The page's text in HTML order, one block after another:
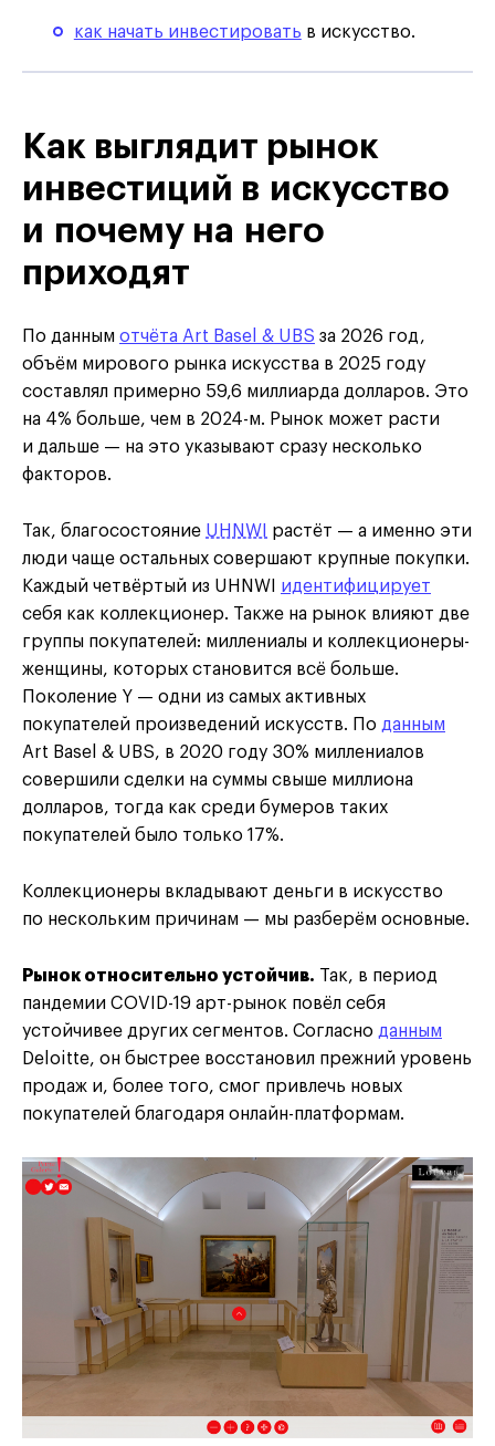
как начать инвестировать в искусство.
Как выглядит рынок
инвестиций в искусство
и почему на него
приходят
По данным отчёта Art Basel & UBS за 2026 год,
объём мирового рынка искусства в 2025 году
составлял примерно 59,6 миллиарда долларов. Это
на 4% больше, чем в 2024-м. Рынок может расти
и дальше — на это указывают сразу несколько
факторов.
Так, благосостояние UHNWI
растёт — а именно эти
люди чаще остальных совершают крупные покупки.
Каждый четвёртый из UHNWI идентифицирует
себя как коллекционер. Также на рынок влияют две
группы покупателей: миллениалы и коллекционеры-
женщины, которых становится всё больше.
Поколение Y — одни из самых активных
покупателей произведений искусств. По данным
Art Basel & UBS, в 2020 году 30% миллениалов
совершили сделки на суммы свыше миллиона
долларов, тогда как среди бумеров таких
покупателей было только 17%.
Коллекционеры вкладывают деньги в искусство
по нескольким причинам — мы разберём основные.
Рынок относительно устойчив. Так, в период
пандемии COVID-19 арт-рынок повёл себя
устойчивее других сегментов. Согласно данным
Deloitte, он быстрее восстановил прежний уровень
продаж и, более того, смог привлечь новых
покупателей благодаря онлайн-платформам.